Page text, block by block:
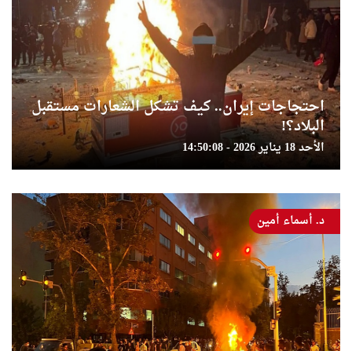
احتجاجات إيران.. كيف تشكل الشعارات مستقبل
البلاد؟!
الأحد 18 يناير 2026 - 14:50:08
د. أسماء أمين